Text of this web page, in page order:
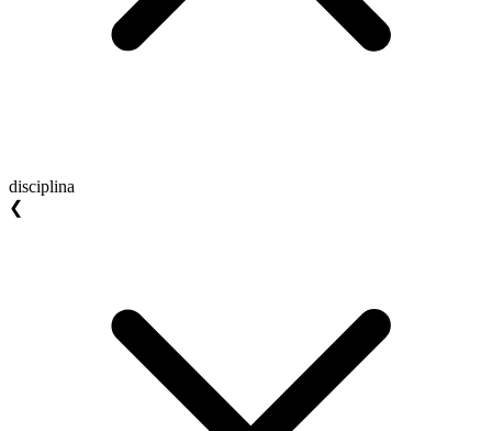
disciplina
❮